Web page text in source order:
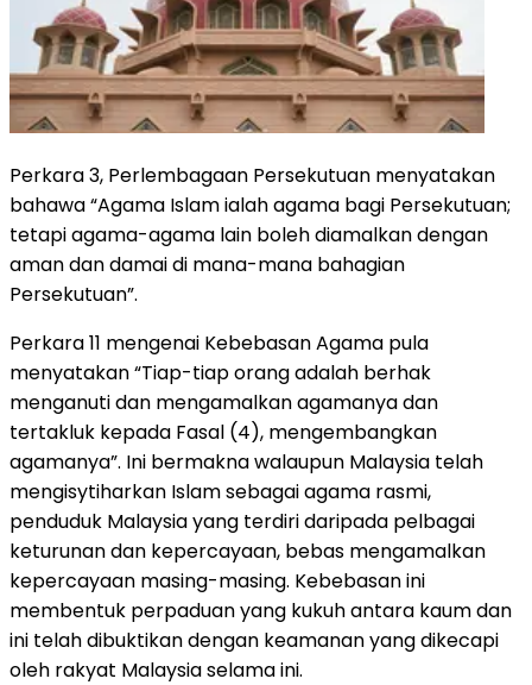
Perkara 3, Perlembagaan Persekutuan menyatakan
bahawa “Agama Islam ialah agama bagi Persekutuan;
tetapi agama-agama lain boleh diamalkan dengan
aman dan damai di mana-mana bahagian
Persekutuan”.
Perkara 11 mengenai Kebebasan Agama pula
menyatakan “Tiap-tiap orang adalah berhak
menganuti dan mengamalkan agamanya dan
tertakluk kepada Fasal (4), mengembangkan
agamanya”. Ini bermakna walaupun Malaysia telah
mengisytiharkan Islam sebagai agama rasmi,
penduduk Malaysia yang terdiri daripada pelbagai
keturunan dan kepercayaan, bebas mengamalkan
kepercayaan masing-masing. Kebebasan ini
membentuk perpaduan yang kukuh antara kaum dan
ini telah dibuktikan dengan keamanan yang dikecapi
oleh rakyat Malaysia selama ini.